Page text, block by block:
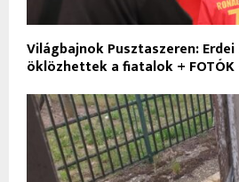
Világbajnok Pusztaszeren:
öklözhettek a fiatalok + FOTÓK